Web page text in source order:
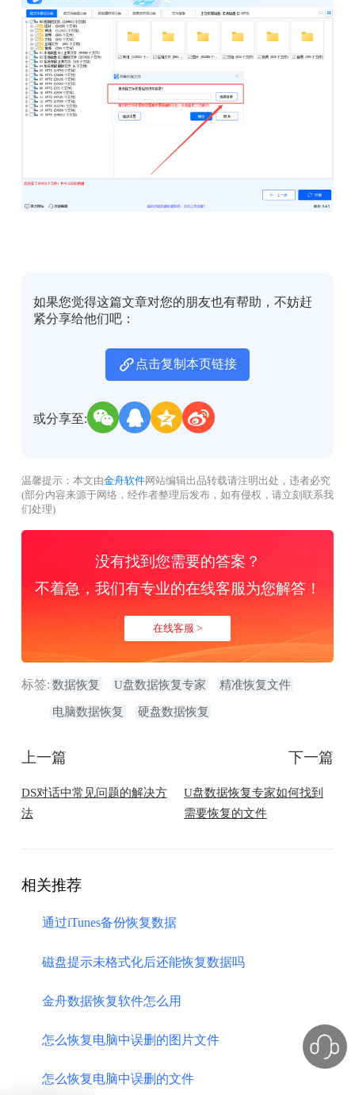
如果您觉得这篇文章对您的朋友也有帮助，不妨赶
紧分享给他们吧：
点击复制本页链接
或分享至:
温馨提示：本文由金舟软件网站编辑出品转载请注明出处，违者必究
(部分内容来源于网络，经作者整理后发布，如有侵权，请立刻联系我
们处理)
没有找到您需要的答案？
不着急，我们有专业的在线客服为您解答！
在线客服 >
标签: 数据恢复 U盘数据恢复专家 精准恢复文件
电脑数据恢复 硬盘数据恢复
上一篇
DS对话中常见问题的解决方
法
下一篇
U盘数据恢复专家如何找到
需要恢复的文件
相关推荐
通过iTunes备份恢复数据
磁盘提示未格式化后还能恢复数据吗
金舟数据恢复软件怎么用
怎么恢复电脑中误删的图片文件
怎么恢复电脑中误删的文件